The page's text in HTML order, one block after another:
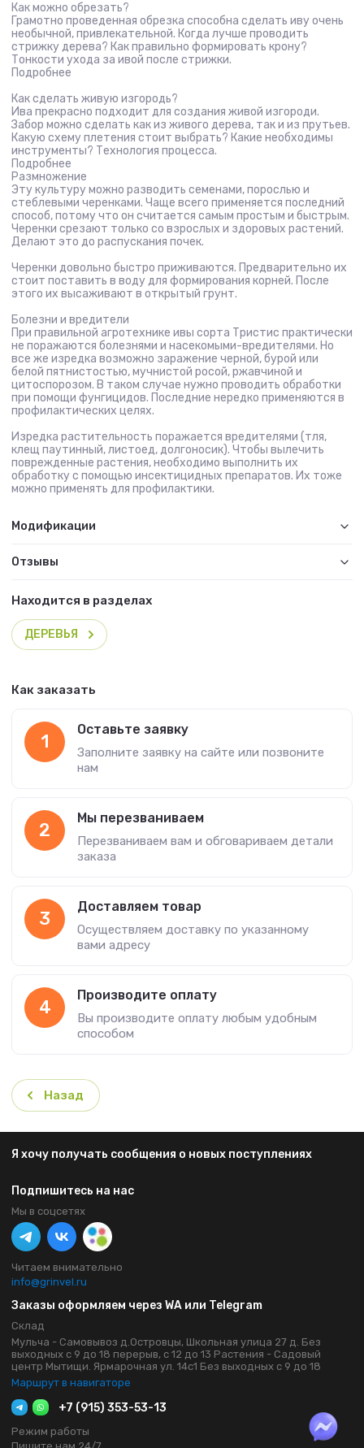
Как можно обрезать?
Грамотно проведенная обрезка способна сделать иву очень
необычной, привлекательной. Когда лучше проводить
стрижку дерева? Как правильно формировать крону?
Тонкости ухода за ивой после стрижки.
Подробнее
Как сделать живую изгородь?
Ива прекрасно подходит для создания живой изгороди.
Забор можно сделать как из живого дерева, так и из прутьев.
Какую схему плетения стоит выбрать? Какие необходимы
инструменты? Технология процесса.
Подробнее
Размножение
Эту культуру можно разводить семенами, порослью и
стеблевыми черенками. Чаще всего применяется последний
способ, потому что он считается самым простым и быстрым.
Черенки срезают только со взрослых и здоровых растений.
Делают это до распускания почек.
Черенки довольно быстро приживаются. Предварительно их
стоит поставить в воду для формирования корней. После
этого их высаживают в открытый грунт.
Болезни и вредители
При правильной агротехнике ивы сорта Тристис практически
не поражаются болезнями и насекомыми-вредителями. Но
все же изредка возможно заражение черной, бурой или
белой пятнистостью, мучнистой росой, ржавчиной и
цитоспорозом. В таком случае нужно проводить обработки
при помощи фунгицидов. Последние нередко применяются в
профилактических целях.
Изредка растительность поражается вредителями (тля,
клещ паутинный, листоед, долгоносик). Чтобы вылечить
поврежденные растения, необходимо выполнить их
обработку с помощью инсектицидных препаратов. Их тоже
можно применять для профилактики.
Модификации
Отзывы
Находится в разделах
ДЕРЕВЬЯ
Как заказать
1
Оставьте заявку
Заполните заявку на сайте или позвоните
нам
2
Мы перезваниваем
Перезваниваем вам и обговариваем детали
заказа
3
Доставляем товар
Осуществляем доставку по указанному
вами адресу
4
Производите оплату
Вы производите оплату любым удобным
способом
Назад
Подпишитесь на нас
Мы в соцсетях
Читаем внимательно
info@grinvel.ru
Заказы оформляем через WA или Telegram
Склад
Мульча - Самовывоз д.Островцы, Школьная улица 27 д. Без
выходных с 9 до 18 перерыв, с 12 до 13 Растения - Садовый
центр Мытищи. Ярмарочная ул. 14с1 Без выходных с 9 до 18
Маршрут в навигаторе
+7 (915) 353-53-13
Режим работы
Я хочу получать сообщения о новых поступлениях